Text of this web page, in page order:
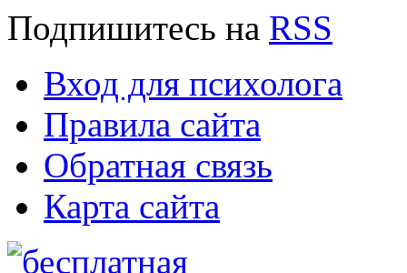
Подпишитесь на RSS
Вход для психолога
Правила сайта
Обратная связь
Карта сайта